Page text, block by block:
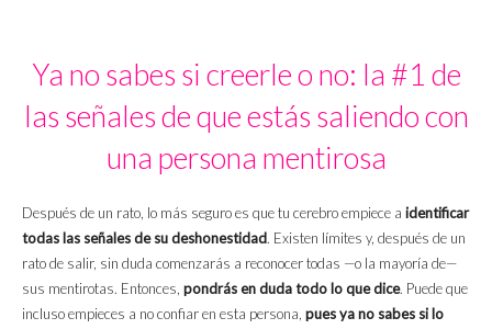
Ya no sabes si creerle o no: la #1 de
las señales de que estás saliendo con
una persona mentirosa
Después de un rato, lo más seguro es que tu cerebro empiece a identificar
todas las señales de su deshonestidad. Existen límites y, después de un
rato de salir, sin duda comenzarás a reconocer todas —o la mayoría de—
sus mentirotas. Entonces, pondrás en duda todo lo que dice. Puede que
incluso empieces a no confiar en esta persona, pues ya no sabes si lo